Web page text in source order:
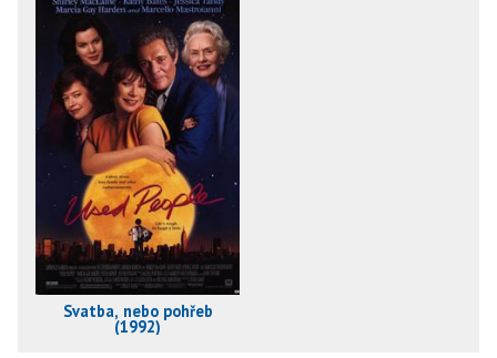
Svatba, nebo pohřeb
(1992)